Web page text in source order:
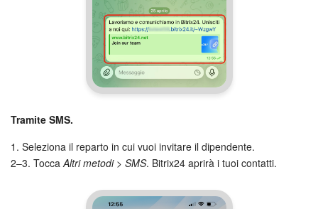
Tramite SMS.
1. Seleziona il reparto in cui vuoi invitare il dipendente.
2–3. ToccaAltri metodi > SMS. Bitrix24 aprirà i tuoi contatti.